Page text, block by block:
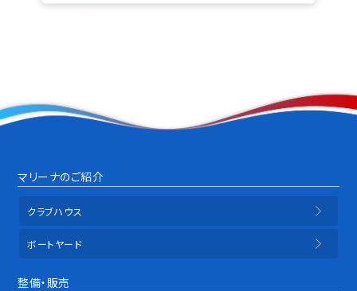
マリーナのご紹介
クラブハウス
ボートヤード
整備・販売